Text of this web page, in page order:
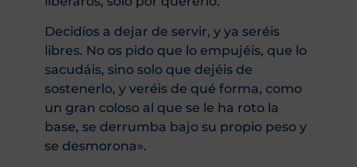
Decidíos a dejar de servir, y ya seréis
libres. No os pido que lo empujéis, que lo
sacudáis, sino solo que dejéis de
sostenerlo, y veréis de qué forma, como
un gran coloso al que se le ha roto la
base, se derrumba bajo su propio peso y
se desmorona».